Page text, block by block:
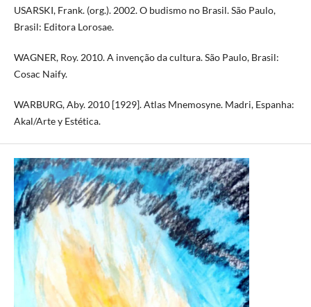
USARSKI, Frank. (org.). 2002. O budismo no Brasil. São Paulo,
Brasil: Editora Lorosae.
WAGNER, Roy. 2010. A invenção da cultura. São Paulo, Brasil:
Cosac Naify.
WARBURG, Aby. 2010 [1929]. Atlas Mnemosyne. Madri, Espanha:
Akal/Arte y Estética.